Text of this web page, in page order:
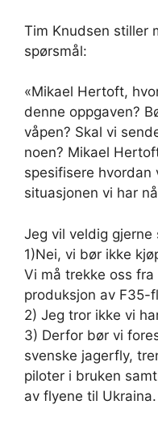
Tim Knudsen stiller
spørsmål:
«Mikael Hertoft,
denne oppgaven?
våpen? Skal vi
noen? Mikael
spesifisere hvordan
situasjonen vi har
Jeg vil veldig gjerne
1)Nei, vi bør ikke
Vi må trekke oss
produksjon av F35-
2) Jeg tror ikke vi
3) Derfor bør vi
svenske jagerfly,
piloter i bruken
av flyene til Ukraina.